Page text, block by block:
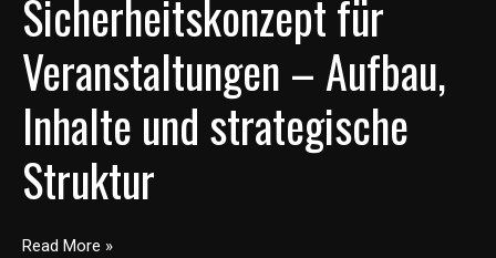
Sicherheitskonzept für
Veranstaltungen – Aufbau,
Inhalte und strategische
Struktur
Read More »